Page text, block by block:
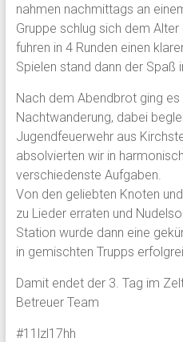
nahmen nachmittags an
Gruppe schlug sich dem
fuhren in 4 Runden einen
Spielen stand dann der Spaß
Nach dem Abendbrot ging es
Nachtwanderung, dabei
Jugendfeuerwehr aus
absolvierten wir in
verschiedenste Aufgaben.
Von den geliebten Knoten
zu Lieder erraten und
Station wurde dann eine
in gemischten Trupps
Damit endet der 3. Tag im
Betreuer Team
#11lzl17hh